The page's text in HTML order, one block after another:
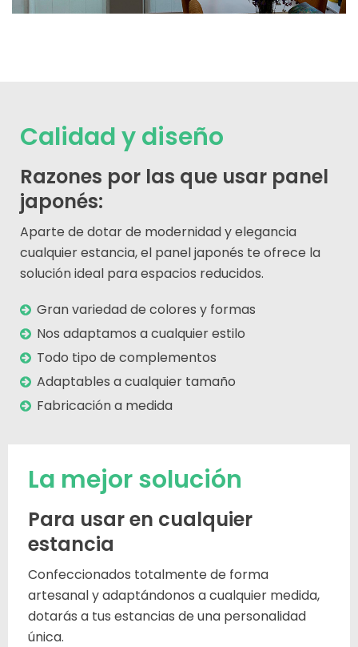
Calidad y diseño
Razones por las que usar panel
japonés:
Aparte de dotar de modernidad y elegancia
cualquier estancia, el panel japonés te ofrece la
solución ideal para espacios reducidos.
Gran variedad de colores y formas
Nos adaptamos a cualquier estilo
Todo tipo de complementos
Adaptables a cualquier tamaño
Fabricación a medida
La mejor solución
Para usar en cualquier
estancia
Confeccionados totalmente de forma
artesanal y adaptándonos a cualquier medida,
dotarás a tus estancias de una personalidad
única.